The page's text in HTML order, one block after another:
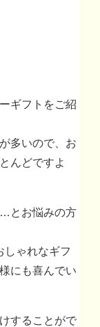
ギフトをご紹
多いので、お
んどですよ
とお悩みの方
しゃれなギフ
にも喜んでい
することがで